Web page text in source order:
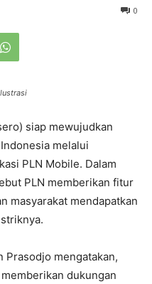
0
siap mewujudkan
melalui
PLN Mobile. Dalam
PLN memberikan fitur
masyarakat mendapatkan
Prasodjo mengatakan,
dukungan